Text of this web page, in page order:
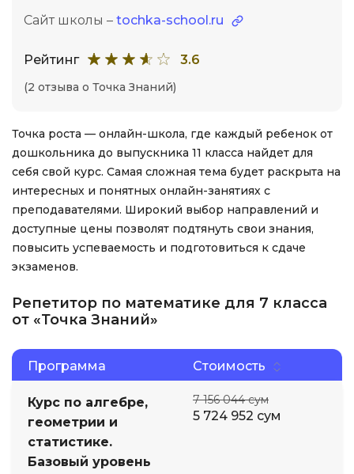
Сайт школы – tochka-school.ru
Рейтинг 3.6
(2 отзыва о Точка Знаний)
Точка роста — онлайн-школа, где каждый ребенок от
дошкольника до выпускника 11 класса найдет для
себя свой курс. Самая сложная тема будет раскрыта на
интересных и понятных онлайн-занятиях с
преподавателями. Широкий выбор направлений и
доступные цены позволят подтянуть свои знания,
повысить успеваемость и подготовиться к сдаче
экзаменов.
Репетитор по математике для 7 класса
от «Точка Знаний»
Программа Стоимость
Курс по алгебре,
геометрии и
статистике.
Базовый уровень
7 156 044 сум
5 724 952 сум